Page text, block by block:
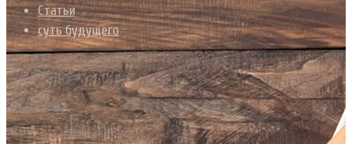
Статьи
суть будущего